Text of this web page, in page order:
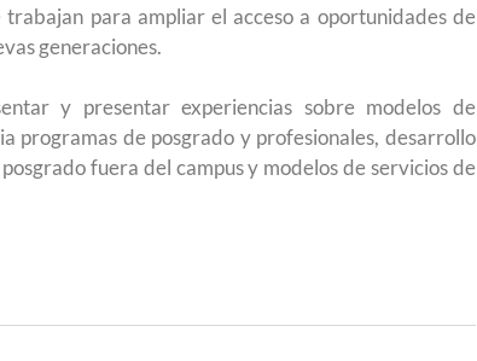
para ampliar el acceso a oportunidades de
generaciones.
y presentar experiencias sobre modelos de
programas de posgrado y profesionales, desarrollo
fuera del campus y modelos de servicios de
para el examen de naturalización en EUA